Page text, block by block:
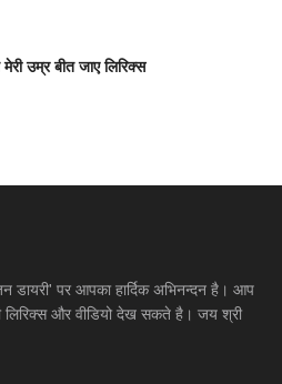
उम्र बीत जाए लिरिक्स
डायरी' पर आपका हार्दिक अभिनन्दन है। आप
लिरिक्स और वीडियो देख सकते है। जय श्री